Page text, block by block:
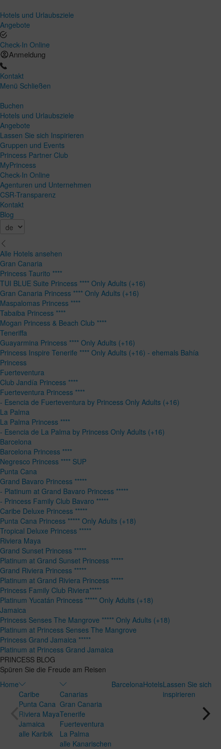
Hotels und Urlaubsziele
Angebote
Check-In Online
Anmeldung
Kontakt
Menü Schließen
Buchen
Hotels und Urlaubsziele
Angebote
Lassen Sie sich Inspirieren
Gruppen und Events
Princess Partner Club
MyPrincess
Check-In Online
Agenturen und Unternehmen
CSR-Transparenz
Kontakt
Blog
Alle Hotels ansehen
Gran Canaria
Princess Taurito ****
TUI BLUE Suite Princess **** Only Adults (+16)
Gran Canaria Princess **** Only Adults (+16)
Maspalomas Princess ****
Tabaiba Princess ****
Mogan Princess & Beach Club ****
Teneriffa
Guayarmina Princess **** Only Adults (+16)
Princess Inspire Tenerife **** Only Adults (+16) - ehemals Bahía
Princess
Fuerteventura
Club Jandía Princess ****
Fuerteventura Princess ****
- Esencia de Fuerteventura by Princess Only Adults (+16)
La Palma
La Palma Princess ****
- Esencia de La Palma by Princess Only Adults (+16)
Barcelona
Barcelona Princess ****
Negresco Princess **** SUP
Punta Cana
Grand Bavaro Princess *****
- Platinum at Grand Bavaro Princess *****
- Princess Family Club Bavaro *****
Caribe Deluxe Princess *****
Punta Cana Princess ***** Only Adults (+18)
Tropical Deluxe Princess *****
Riviera Maya
Grand Sunset Princess *****
Platinum at Grand Sunset Princess *****
Grand Riviera Princess *****
Platinum at Grand Riviera Princess *****
Princess Family Club Riviera*****
Platinum Yucatán Princess ***** Only Adults (+18)
Jamaica
Princess Senses The Mangrove ***** Only Adults (+18)
Platinum at Princess Senses The Mangrove
Princess Grand Jamaica *****
Platinum at Princess Grand Jamaica
PRINCESS BLOG
Spüren Sie die Freude am Reisen
Home
Caribe
Punta Cana
Riviera Maya
Jamaica
alle Karibik
Canarias
Gran Canaria
Tenerife
Fuerteventura
La Palma
alle Kanarischen
BarcelonaHotelsLassen Sie sich
inspirieren